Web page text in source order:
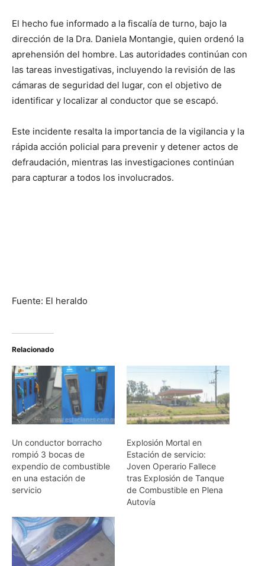
El hecho fue informado a la fiscalía de turno, bajo la
dirección de la Dra. Daniela Montangie, quien ordenó la
aprehensión del hombre. Las autoridades continúan con
las tareas investigativas, incluyendo la revisión de las
cámaras de seguridad del lugar, con el objetivo de
identificar y localizar al conductor que se escapó.
Este incidente resalta la importancia de la vigilancia y la
rápida acción policial para prevenir y detener actos de
defraudación, mientras las investigaciones continúan
para capturar a todos los involucrados.
Fuente: El heraldo
Relacionado
Un conductor borracho
rompió 3 bocas de
expendio de combustible
en una estación de
servicio
Explosión Mortal en
Estación de servicio:
Joven Operario Fallece
tras Explosión de Tanque
de Combustible en Plena
Autovía